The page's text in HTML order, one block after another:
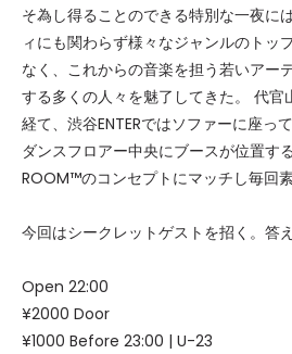
そ為し得ることのできる特別な一夜に
ィにも関わらず様々なジャンルのトッ
なく、これからの音楽を担う若いアー
する多くの人々を魅了してきた。 代
経て、渋谷ENTERではソファーに座っ
ダンスフロアー中央にブースが位置す
ROOM™のコンセプトにマッチし毎回
今回はシークレットゲストを招く。答
Open 22:00
¥2000 Door
¥1000 Before 23:00 | U-23